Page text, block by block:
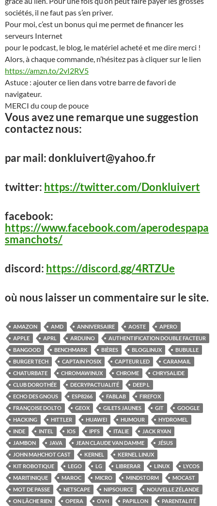
sociétés, il ne faut pas s’en priver.
Pour moi, c’est un bonus qui me permet de financer les
serveurs Internet
pour le podcast, le blog, le matériel acheté et me dire merci !
Alors, à chaque commande, n’hésitez pas à cliquer sur le lien
https://amzn.to/2vI2RV5
Astuce : ajouter ce lien dans votre barre de favori de
navigateur.
MERCI du coup de pouce
Vous avez une remarque une suggestion
contactez nous:
par mail: donkluivert@yahoo.fr
twitter: https://twitter.com/Donkluivert
facebook:
https://www.facebook.com/aperodespapa
smanchots/
discord: https://discord.gg/4RTZUe
où nous laisser un commentaire sur le site.
AMAZON AMD ANNIVERSAIRE AOSTE
APERO
APPLE
APRL ARDUINO
AUTHENTIFICATION DOUBLE FACTEUR
BANGOOD
BENCHMARK BIÈRES BLOGLINUX
BUBULLE
BURGER TECH
CAPTAIN POSIX CAPTEUR LED
CARAMAIL
CHATURBATE
CHROMAWINUX CHROME
CHRYSALIDE
CLUB DOROTHÉE
DECRYPACTUALITÉ
DEEP L
ECHO DES GNOUS
ESP8266 FABLAB
FIREFOX
FRANÇOISE DOLTO
GEOX GILETS JAUNES GIT
GOOGLE
HACKING
HITTLER HUAWEI HUMOUR
HYDROMEL
INDE
INTEL IOS IPFS ITALIE
JACK RYAN
JAMBON
JAVA JEAN CLAUDE VAN DAMME
JÉSUS
JOHN MAHCHOT CAST
KERNEL
KERNEL LINUX
KIT ROBOTIQUE
LEGO LG LIBRERAR LINUX
LYCOS
MARITINIQUE
MAROC MICRO MINDSTORM
MOCAST
MOT DE PASSE
NETSCAPE NIPSOURCE
NOUVELLE ZÉLANDE
ON LÂCHE RIEN
OPERA OVH PAPILLON
PARENTALITÉ